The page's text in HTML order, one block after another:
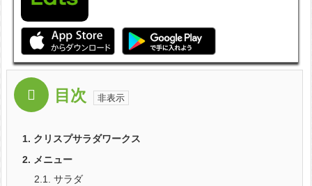
目次
1. クリスプサラダワークス
2. メニュー
2.1. サラダ